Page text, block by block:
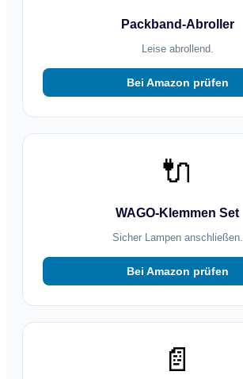
Packband-Abroller
Leise abrollend.
Bei Amazon prüfen
🔌
WAGO-Klemmen Set
Sicher Lampen anschließen.
Bei Amazon prüfen
📄